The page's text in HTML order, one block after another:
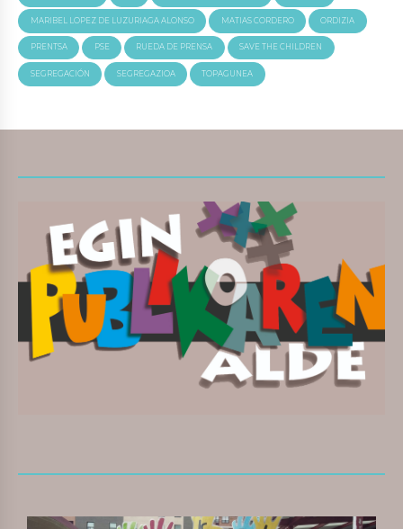
MARIBEL LOPEZ DE LUZURIAGA ALONSO MATIAS CORDERO ORDIZIA
PRENTSA PSE RUEDA DE PRENSA SAVE THE CHILDREN
SEGREGACIÓN SEGREGAZIOA TOPAGUNEA